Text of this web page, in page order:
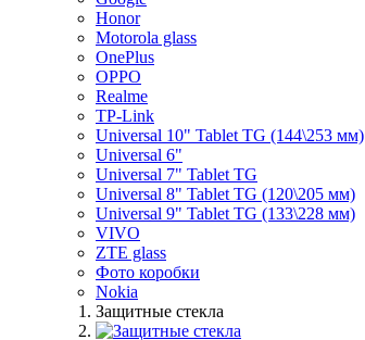
Honor
Motorola glass
OnePlus
OPPO
Realme
TP-Link
Universal 10" Tablet TG (144\253 мм)
Universal 6"
Universal 7" Tablet TG
Universal 8" Tablet TG (120\205 мм)
Universal 9" Tablet TG (133\228 мм)
VIVO
ZTE glass
Фото коробки
Nokia
Защитные стекла